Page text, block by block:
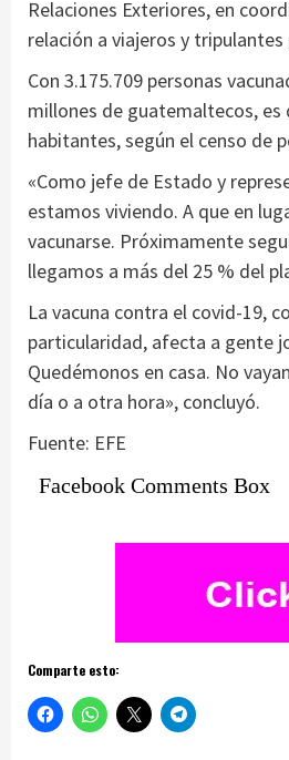
Relaciones Exteriores, en
relación a viajeros y
Con 3.175.709 personas
millones de guatemaltecos, es
habitantes, según el censo de
«Como jefe de Estado y
estamos viviendo. A que en
vacunarse. Próximamente
llegamos a más del 25 % del
La vacuna contra el covid-19,
particularidad, afecta a gente
Quedémonos en casa. No
día o a otra hora», concluyó.
Fuente: EFE
Facebook Comments Box
Comparte esto: